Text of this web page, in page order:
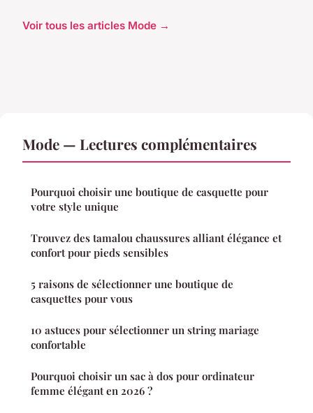
Voir tous les articles Mode →
Mode — Lectures complémentaires
Pourquoi choisir une boutique de casquette pour
votre style unique
Trouvez des tamalou chaussures alliant élégance et
confort pour pieds sensibles
5 raisons de sélectionner une boutique de
casquettes pour vous
10 astuces pour sélectionner un string mariage
confortable
Pourquoi choisir un sac à dos pour ordinateur
femme élégant en 2026 ?